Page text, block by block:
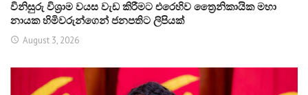
විනිසුරු විශ්‍රාම වයස වැඩ කිරීමට එරෙහිව ත්‍රෛනිකායික මහා
නායක හිමිවරුන්ගෙන් ජනපතිට ලිපියක්
August 3, 2026